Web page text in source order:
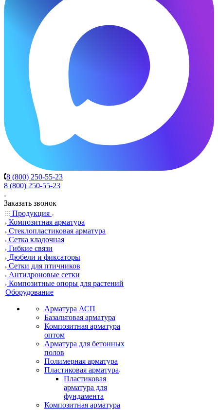
8 (800) 250-55-23
8 (800) 250-55-23
Заказать звонок
Продукция
Композитная арматура
Cтеклопластиковая арматура
Сетка кладочная
Гибкие связи
Дюбели и фиксаторы
Сетки для птичников
Антидроновые сетки
Композитные опоры для растений
Оборудование
Арматура АСП
Базальтовая арматура
Композитная арматура
оптом
Арматура для бетонных
полов
Полимерная арматура
Пластиковая арматура
Пластиковая
арматура для
фундамента
Композитная арматура